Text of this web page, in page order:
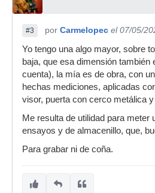
#3 por Carmelopec el 07/05/
Yo tengo una algo mayor, sobre
baja, que esa dimensión también
cuenta), la mía es de obra, con
hechas mediciones, aplicadas
visor, puerta con cerco metálica
Me resulta de utilidad para meter
ensayos y de almacenillo, que,
Para grabar ni de coña.